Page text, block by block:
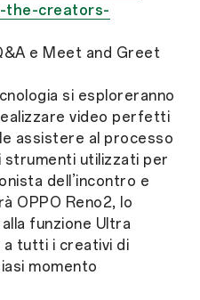
the-creators-
e Meet and Greet
si esploreranno
video perfetti
assistere al processo
strumenti utilizzati per
dell’incontro e
OPPO Reno2, lo
funzione Ultra
a tutti i creativi di
momento